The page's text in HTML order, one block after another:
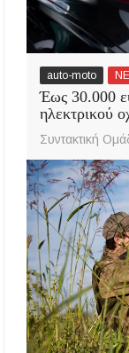
auto-moto
Έως 30.000
ηλεκτρικού
Συντακτική